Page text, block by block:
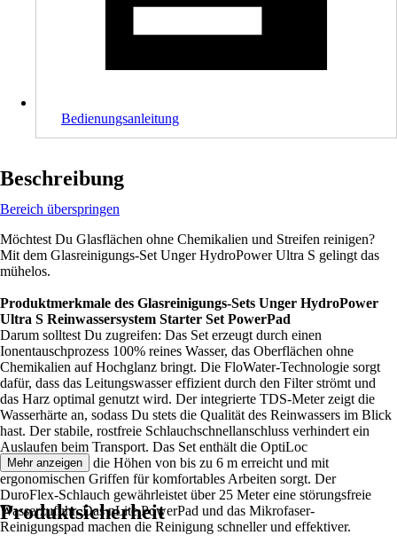
Bedienungsanleitung
Beschreibung
Bereich überspringen
Möchtest Du Glasflächen ohne Chemikalien und Streifen reinigen?
Mit dem Glasreinigungs-Set Unger HydroPower Ultra S gelingt das
mühelos.
Produktmerkmale des Glasreinigungs-Sets Unger HydroPower
Ultra S Reinwassersystem Starter Set PowerPad
Darum solltest Du zugreifen: Das Set erzeugt durch einen
Ionentauschprozess 100% reines Wasser, das Oberflächen ohne
Chemikalien auf Hochglanz bringt. Die FloWater-Technologie sorgt
dafür, dass das Leitungswasser effizient durch den Filter strömt und
das Harz optimal genutzt wird. Der integrierte TDS-Meter zeigt die
Wasserhärte an, sodass Du stets die Qualität des Reinwassers im Blick
hast. Der stabile, rostfreie Schlauchschnellanschluss verhindert ein
Auslaufen beim Transport. Das Set enthält die OptiLoc
Teleskopstange, die Höhen von bis zu 6 m erreicht und mit
ergonomischen Griffen für komfortables Arbeiten sorgt. Der
DuroFlex-Schlauch gewährleistet über 25 Meter eine störungsfreie
Wasserzufuhr. Das nLite PowerPad und das Mikrofaser-
Reinigungspad machen die Reinigung schneller und effektiver.
Mehr anzeigen
Produktsicherheit